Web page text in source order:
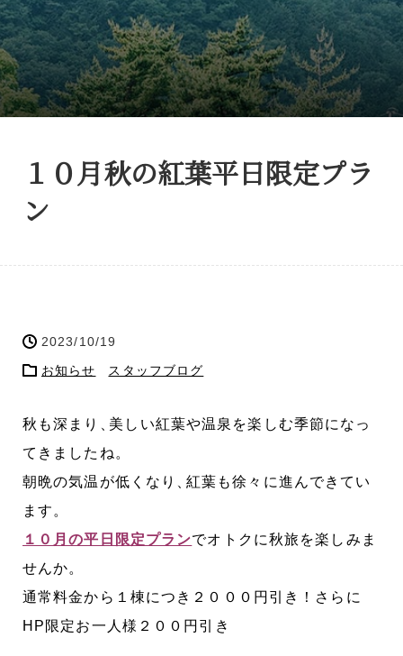
１０月秋の紅葉平日限定プラ
ン
2023/10/19
お知らせ
スタッフブログ
秋も深まり 、美しい紅葉や温泉を楽しむ季節になっ
てきましたね 。
朝晩の気温が低くなり
、
紅葉も徐々に進んできてい
ます 。
１０月の平日限定プランでオトクに秋旅を楽しみま
せんか。
通常料金から１棟につき２０００円引き！さらに
HP限定お一人様２００円引き